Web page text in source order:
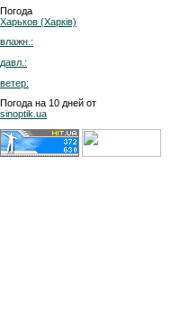
Погода
Харьков (Харків)
влажн.:
давл.:
ветер:
Погода на 10 дней от
sinoptik.ua